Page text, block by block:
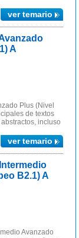
ver temario
A
Plus (Nivel
de textos
incluso
ver temario
B2.1) A
Avanzado